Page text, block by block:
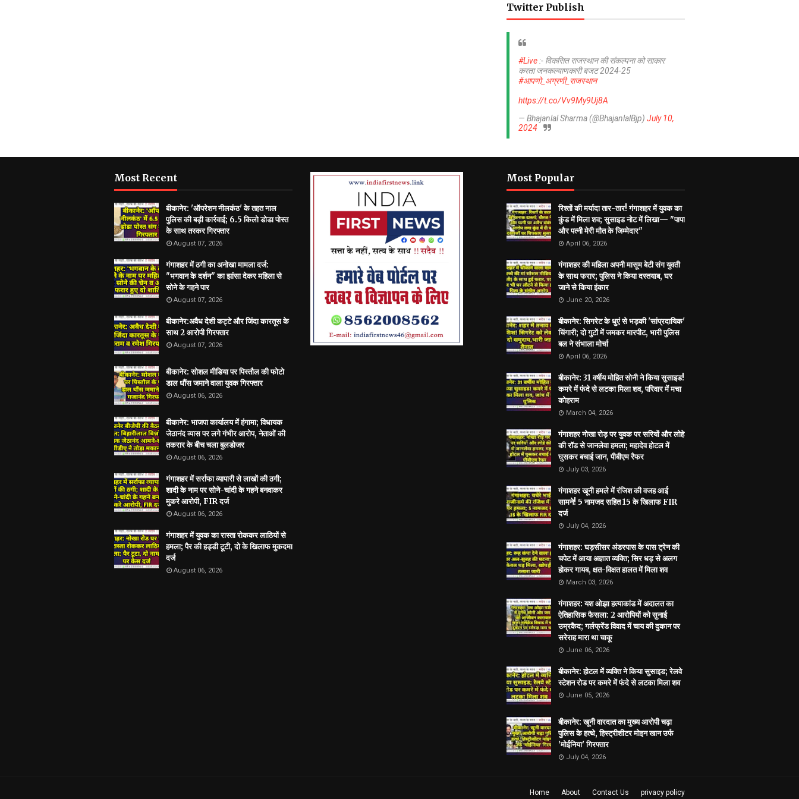
Twitter Publish
#Live :- विकसित राजस्थान की संकल्पना को साकार
करता जनकल्याणकारी बजट 2024-25
#आपणो_अग्रणी_राजस्थान
https://t.co/Vv9My9Uj8A
— Bhajanlal Sharma (@BhajanlalBjp) July 10,
2024
Most Recent
बीकानेर: 'ऑपरेशन नीलकंठ' के तहत नाल
पुलिस की बड़ी कार्रवाई; 6.5 किलो डोडा पोस्त
के साथ तस्कर गिरफ्तार
August 07, 2026
गंगाशहर में ठगी का अनोखा मामला दर्ज:
"भगवान के दर्शन" का झांसा देकर महिला से
सोने के गहने पार
August 07, 2026
बीकानेर:अवैध देशी कट्टे और जिंदा कारतूस के
साथ 2 आरोपी गिरफ्तार
August 07, 2026
बीकानेर: सोशल मीडिया पर पिस्तौल की फोटो
डाल धौंस जमाने वाला युवक गिरफ्तार
August 06, 2026
बीकानेर: भाजपा कार्यालय में हंगामा; विधायक
जेठानंद व्यास पर लगे गंभीर आरोप, नेताओं की
तकरार के बीच चला बुलडोजर
August 06, 2026
गंगाशहर में सर्राफा व्यापारी से लाखों की ठगी;
शादी के नाम पर सोने-चांदी के गहने बनवाकर
मुकरे आरोपी, FIR दर्ज
August 06, 2026
गंगाशहर में युवक का रास्ता रोककर लाठियों से
हमला; पैर की हड्डी टूटी, दो के खिलाफ मुकदमा
दर्ज
August 06, 2026
Most Popular
रिश्तों की मर्यादा तार-तार! गंगाशहर में युवक का
कुंड में मिला शव; सुसाइड नोट में लिखा— "पापा
और पत्नी मेरी मौत के जिम्मेदार"
April 06, 2026
गंगाशहर की महिला अपनी मासूम बेटी संग युवती
के साथ फरार; पुलिस ने किया दस्तयाब, घर
जाने से किया इंकार
June 20, 2026
बीकानेर: सिगरेट के धुएं से भड़की 'सांप्रदायिक'
चिंगारी; दो गुटों में जमकर मारपीट, भारी पुलिस
बल ने संभाला मोर्चा
April 06, 2026
बीकानेर: 31 वर्षीय मोहित सोनी ने किया सुसाइड!
कमरे में फंदे से लटका मिला शव, परिवार में मचा
कोहराम
March 04, 2026
गंगाशहर नोखा रोड़ पर युवक पर सरियों और लोहे
की रॉड से जानलेवा हमला; महादेव होटल में
घुसकर बचाई जान, पीबीएम रैफर
July 03, 2026
गंगाशहर खूनी हमले में रंजिश की वजह आई
सामने! 5 नामजद सहित 15 के खिलाफ FIR
दर्ज
July 04, 2026
गंगाशहर: घड़सीसर अंडरपास के पास ट्रेन की
चपेट में आया अज्ञात व्यक्ति; सिर धड़ से अलग
होकर गायब, क्षत-विक्षत हालत में मिला शव
March 03, 2026
गंगाशहर: यश ओझा हत्याकांड में अदालत का
ऐतिहासिक फैसला: 2 आरोपियों को सुनाई
उम्रकैद; गर्लफ्रेंड विवाद में चाय की दुकान पर
सरेराह मारा था चाकू
June 06, 2026
बीकानेर: होटल में व्यक्ति ने किया सुसाइड; रेलवे
स्टेशन रोड पर कमरे में फंदे से लटका मिला शव
June 05, 2026
बीकानेर: खूनी वारदात का मुख्य आरोपी चढ़ा
पुलिस के हत्थे, हिस्ट्रीशीटर मोइन खान उर्फ
'मोईनिया' गिरफ्तार
July 04, 2026
Home About Contact Us privacy policy